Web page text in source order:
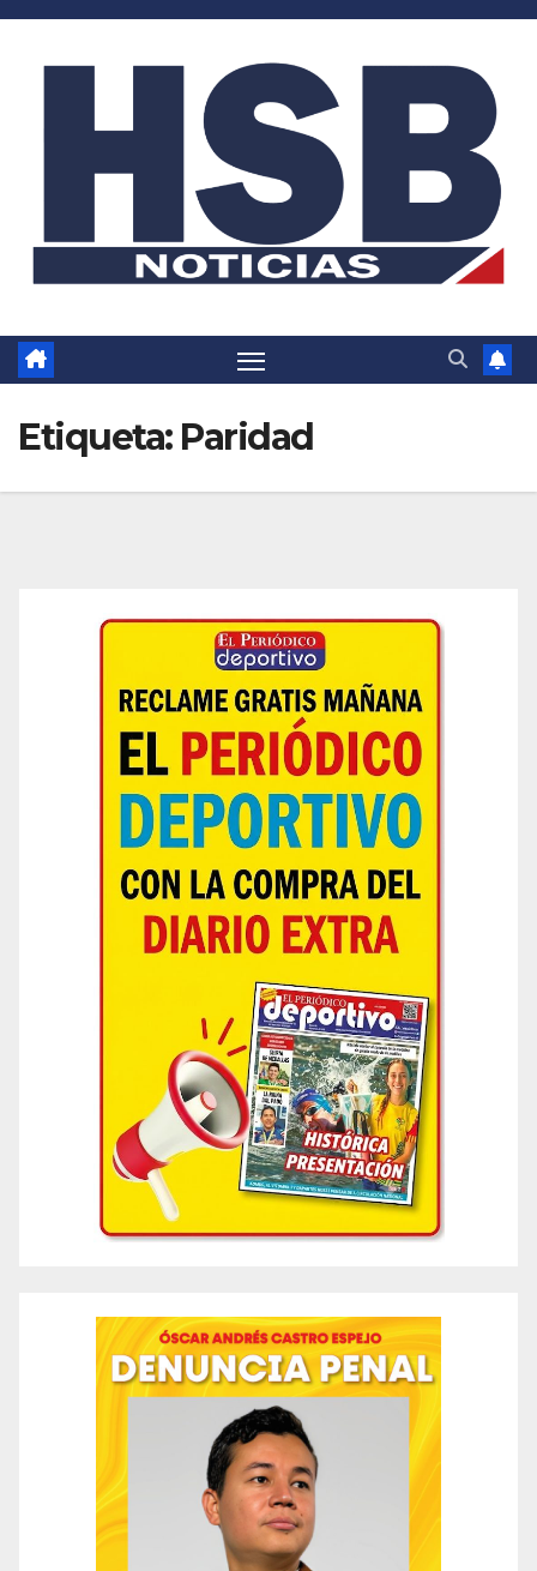
Saltar
Etiqueta: Paridad